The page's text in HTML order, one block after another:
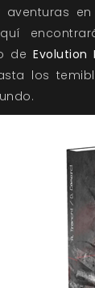
de Evolution
los